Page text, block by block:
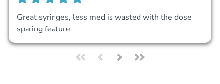
Great syringes, less med is wasted with the dose
sparing feature